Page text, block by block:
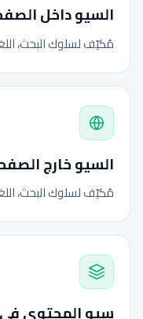
السيو داخل
مُكيّف لسلوك البحث،
السيو خارج
مُكيّف لسلوك البحث،
سيو المحتوى